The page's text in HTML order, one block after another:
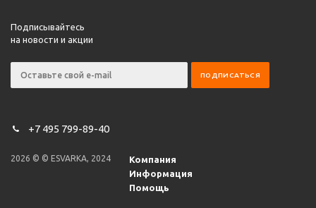
Подписывайтесь
на новости и акции
+7 495 799-89-40
2026 © © ESVARKA, 2024
Компания
Информация
Помощь